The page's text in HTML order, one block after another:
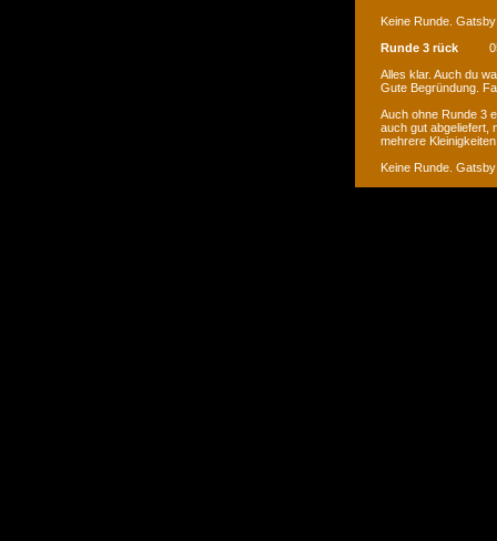
Keine Runde. Gatsby
Runde 3 rück
Alles klar. Auch du
Gute Begründung.
Auch ohne Runde 3
auch gut abgeliefert,
mehrere
Keine Runde. Gatsby